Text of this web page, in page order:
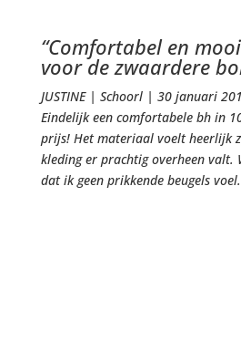
“Comfortabel en
voor de zwaardere
JUSTINE| Schoorl| 30 januari
Eindelijk een comfortabele bh in
prijs! Het materiaal voelt heerlijk
kleding er prachtig overheen valt.
dat ik geen prikkende beugels voel.